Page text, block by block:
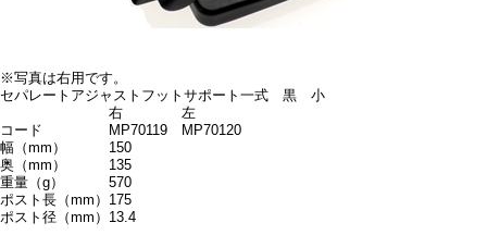
※写真は右用です。
セパレートアジャストフットサポート一式 黒 小
右
左
コード
MP70119
MP70120
幅（mm）
150
奥（mm）
135
重量（g）
570
ポスト長（mm） 175
ポスト径（mm） 13.4